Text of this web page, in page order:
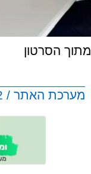
מתוך הסרטון
מערכת האתר / 14:22 10.08.25